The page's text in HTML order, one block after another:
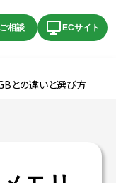
相談 ECサイト
との違いと選び方